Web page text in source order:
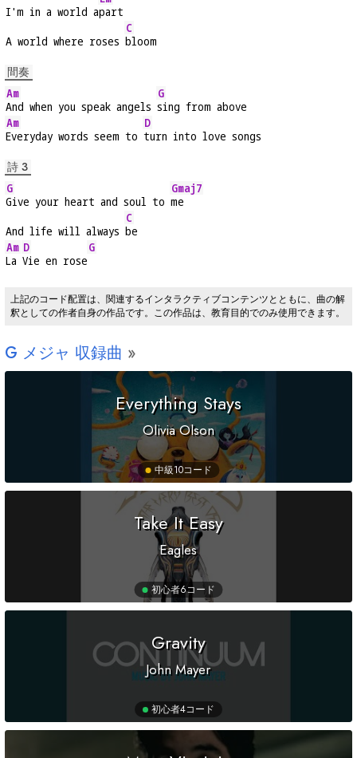
I'm in a world apart
A world where roses
C
bloom
間奏
Am
And when you speak angels
G
sing from above
Am
Everyday words seem to
D
turn into love songs
詩 3
G
Give your heart and soul to
Gmaj7
me
And life will always
C
be
Am
La
D
Vie en rose
G
上記のコード配置は、関連するインタラクティブコンテンツとともに、曲の解
釈としての作者自身の作品です。この作品は、教育目的でのみ使用できます。
G メジャ 収録曲
Everything Stays
Olivia Olson
中級10コード
Take It Easy
Eagles
初心者6コード
Gravity
John Mayer
初心者4コード